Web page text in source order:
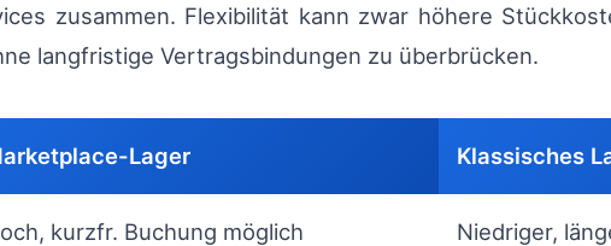
zusammen. Flexibilität kann zwar höhere
langfristige Vertragsbindungen zu überbrücken.
Lager Klassisches
kurzfr. Buchung möglich Niedriger,